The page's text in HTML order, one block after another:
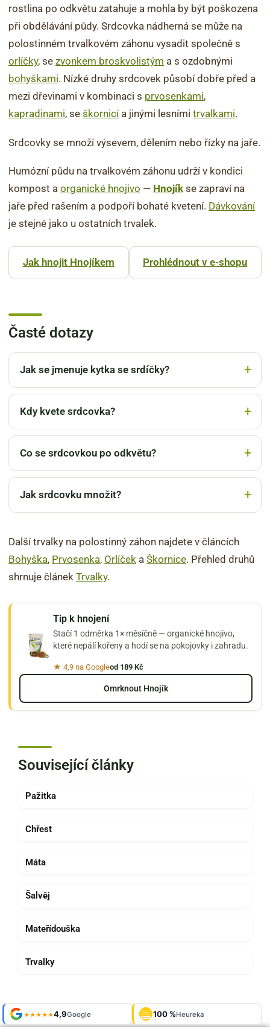
rostlina po odkvětu zatahuje a mohla by být poškozena
při obdělávání půdy. Srdcovka nádherná se může na
polostinném trvalkovém záhonu vysadit společně s
orlíčky, se zvonkem broskvolistým a s ozdobnými
bohyškami. Nízké druhy srdcovek působí dobře před a
mezi dřevinami v kombinaci s prvosenkami,
kapradinami, se škornicía jinými lesními trvalkami.
Srdcovky se množí výsevem, dělením nebo řízky na jaře.
Humózní půdu na trvalkovém záhonu udrží v kondici
kompost a organické hnojivo — Hnojík se zapraví na
jaře před rašením a podpoří bohaté kvetení. Dávkování
je stejné jako u ostatních trvalek.
Jak hnojit Hnojíkem Prohlédnout v e-shopu
Časté dotazy
Jak se jmenuje kytka se srdíčky?
Kdy kvete srdcovka?
Co se srdcovkou po odkvětu?
Jak srdcovku množit?
Další trvalky na polostinný záhon najdete v článcích
Bohyška, Prvosenka, Orlíček a Škornice. Přehled druhů
shrnuje článek Trvalky.
Tip k hnojení
Stačí 1 odměrka 1× měsíčně — organické hnojivo,
které nepálí kořeny a hodí se na pokojovky i zahradu.
★ 4,9 na Googleod 189 Kč
Omrknout Hnojík
Související články
Pažitka
Chřest
Máta
Šalvěj
Mateřídouška
Trvalky
★★★★★4,9Google OVĚŘENO
ZÁKAZNÍKY
Heureka 100 %Heureka
Shop roku'24 + '25 Galerie925 fotek